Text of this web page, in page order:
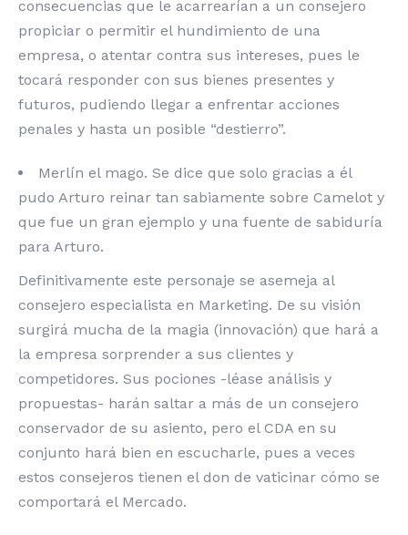
consecuencias que le acarrearían a un consejero
propiciar o permitir el hundimiento de una
empresa, o atentar contra sus intereses, pues le
tocará responder con sus bienes presentes y
futuros, pudiendo llegar a enfrentar acciones
penales y hasta un posible “destierro”.
Merlín el mago. Se dice que solo gracias a él
pudo Arturo reinar tan sabiamente sobre Camelot y
que fue un gran ejemplo y una fuente de sabiduría
para Arturo.
Definitivamente este personaje se asemeja al
consejero especialista en Marketing. De su visión
surgirá mucha de la magia (innovación) que hará a
la empresa sorprender a sus clientes y
competidores. Sus pociones -léase análisis y
propuestas- harán saltar a más de un consejero
conservador de su asiento, pero el CDA en su
conjunto hará bien en escucharle, pues a veces
estos consejeros tienen el don de vaticinar cómo se
comportará el Mercado.